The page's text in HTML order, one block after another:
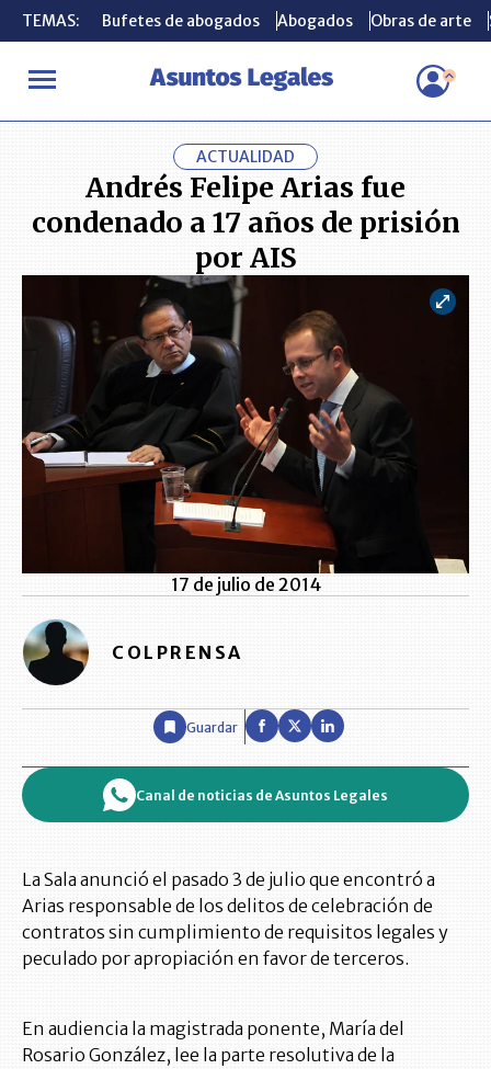
TEMAS: Bufetes de abogados Abogados Obras de arte
INICIO ACTUALIDAD Andrés Felipe Arias fue condenado a 17
TEMAS: Bufetes de abogados Abogados Obras de arte
ACTUALIDAD
Andrés Felipe Arias fue
condenado a 17 años de prisión
por AIS
17 de julio de 2014
COLPRENSA
Guardar
Canal de noticias de Asuntos Legales
La Sala anunció el pasado 3 de julio que encontró a
Arias responsable de los delitos de celebración de
contratos sin cumplimiento de requisitos legales y
peculado por apropiación en favor de terceros.
En audiencia la magistrada ponente, María del
Rosario González, lee la parte resolutiva de la